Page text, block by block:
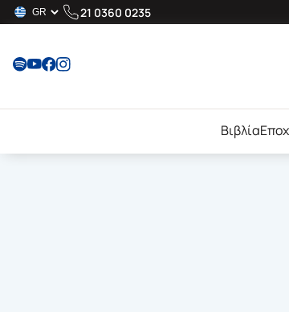
21 0360 0235
Βιβλία